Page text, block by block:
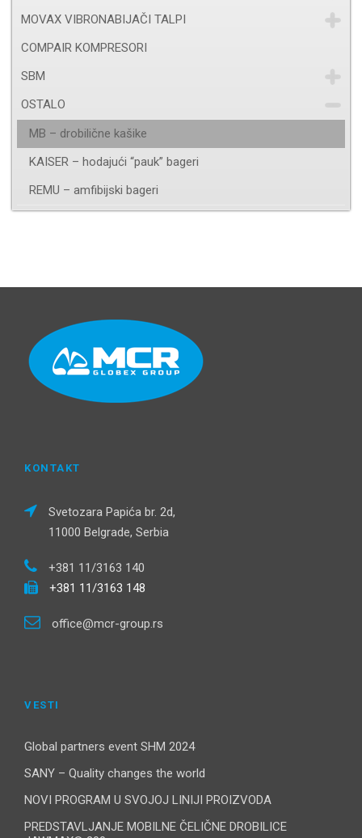
MOVAX VIBRONABIJAČI TALPI
COMPAIR KOMPRESORI
SBM
OSTALO
MB – drobilične kašike
KAISER – hodajući “pauk” bageri
REMU – amfibijski bageri
KONTAKT
Svetozara Papića br. 2d,
11000 Belgrade, Serbia
+381 11/3163 140
+381 11/3163 148
office@mcr-group.rs
VESTI
Global partners event SHM 2024
SANY – Quality changes the world
NOVI PROGRAM U SVOJOJ LINIJI PROIZVODA
PREDSTAVLJANJE MOBILNE ČELIČNE DROBILICE